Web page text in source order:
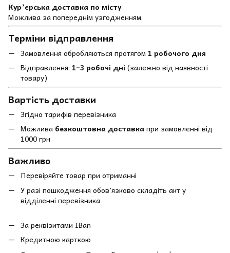
Кур’єрська доставка по місту
Можлива за попереднім узгодженням.
Терміни відправлення
Замовлення обробляються протягом 1 робочого дня
Відправлення: 1–3 робочі дні (залежно від наявності
товару)
Вартість доставки
Згідно тарифів перевізника
Можлива безкоштовна доставкапри замовленні від
1000 грн
Важливо
Перевіряйте товар при отриманні
У разі пошкодження обов’язково складіть акт у
відділенні перевізника
За реквізитами IBan
Кредитною карткою